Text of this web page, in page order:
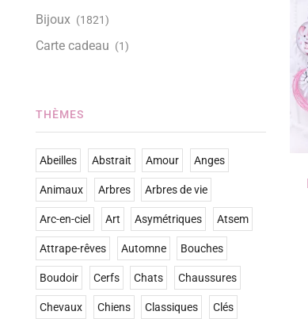
Bijoux (1821)
Carte cadeau (1)
THÈMES
Abeilles Abstrait Amour Anges
Animaux Arbres Arbres de vie
Arc-en-ciel Art Asymétriques Atsem
Attrape-rêves Automne Bouches
Boudoir Cerfs Chats Chaussures
Chevaux Chiens Classiques Clés